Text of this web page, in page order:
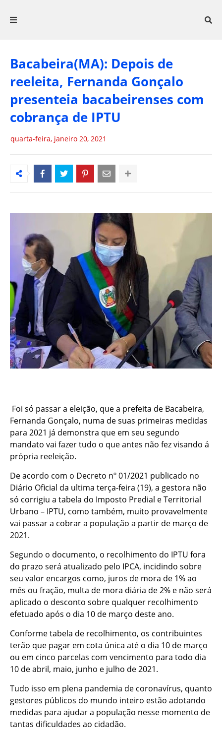
Bacabeira(MA): Depois de
reeleita, Fernanda Gonçalo
presenteia bacabeirenses com
cobrança de IPTU
quarta-feira, janeiro 20, 2021
Foi só passar a eleição, que a prefeita de Bacabeira,
Fernanda Gonçalo, numa de suas primeiras medidas
para 2021 já demonstra que em seu segundo
mandato vai fazer tudo o que antes não fez visando á
própria reeleição.
De acordo com o Decreto nº 01/2021 publicado no
Diário Oficial da ultima terça-feira (19), a gestora não
só corrigiu a tabela do Imposto Predial e Territorial
Urbano – IPTU, como também, muito provavelmente
vai passar a cobrar a população a partir de março de
2021.
Segundo o documento, o recolhimento do IPTU fora
do prazo será atualizado pelo IPCA, incidindo sobre
seu valor encargos como, juros de mora de 1% ao
mês ou fração, multa de mora diária de 2% e não será
aplicado o desconto sobre qualquer recolhimento
efetuado após o dia 10 de março deste ano.
Conforme tabela de recolhimento, os contribuintes
terão que pagar em cota única até o dia 10 de março
ou em cinco parcelas com vencimento para todo dia
10 de abril, maio, junho e julho de 2021.
Tudo isso em plena pandemia de coronavírus, quanto
gestores públicos do mundo inteiro estão adotando
medidas para ajudar a população nesse momento de
tantas dificuldades ao cidadão.